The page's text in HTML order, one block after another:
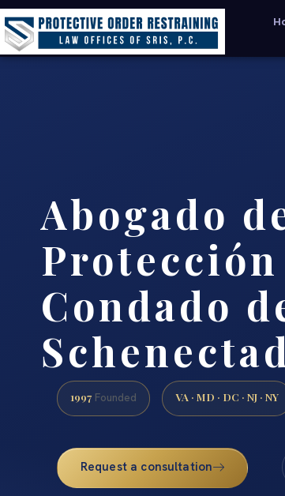
Abogado
Condado
1997 Founded VA · MD · DC · NJ · NY
Request a consultation